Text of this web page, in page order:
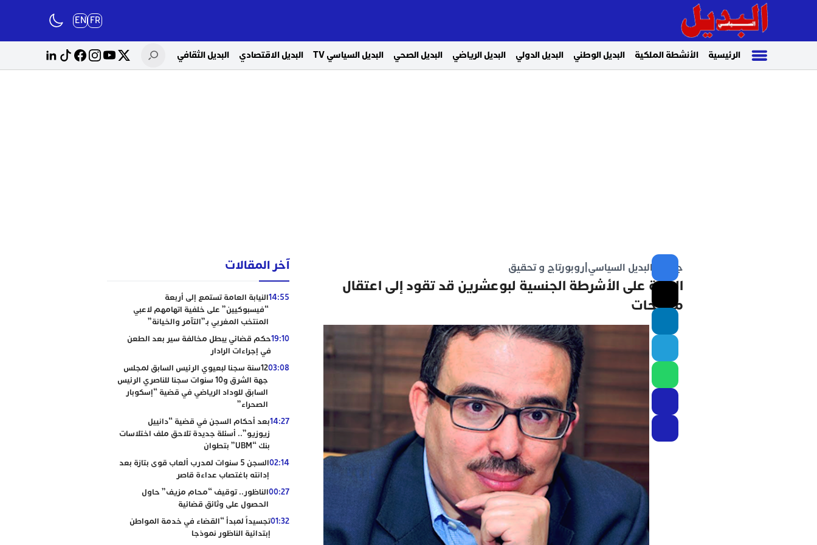
FR
EN
الرئيسية الأنشطة الملكية البديل الوطني البديل الدولي البديل الرياضي البديل الصحي البديل السياسي TV البديل الاقتصادي البديل الثقافي
جريدة البديل السياسي روبورتاج و تحقيق
الخبرة على الأشرطة الجنسية لبوعشرين قد تقود إلى اعتقال
مصرحات
آخر المقالات
14:55النيابة العامة تستمع إلى أربعة
“فيسبوكيين” على خلفية اتهامهم لاعبي
المنتخب المغربي بـ”التآمر والخيانة”
19:10حكم قضائي يبطل مخالفة سير بعد الطعن
في إجراءات الرادار
03:08
12سنة سجنا لبعيوي الرئيس السابق لمجلس
جهة الشرق و10 سنوات سجنا للناصري الرئيس
السابق للوداد الرياضي في قضية “إسكوبار
الصحراء”
14:27بعد أحكام السجن في قضية “دانييل
زيوزيو”.. أسئلة جديدة تلاحق ملف اختلاسات
بنك “UBM” بتطوان
02:14
السجن 5 سنوات لمدرب ألعاب قوى بتازة بعد
إدانته باغتصاب عداءة قاصر
00:27الناظور.. توقيف “محام مزيف” حاول
الحصول على وثائق قضائية
01:32تجسيداً لمبدأ “القضاء في خدمة المواطن
إبتدائية الناظور نموذجا